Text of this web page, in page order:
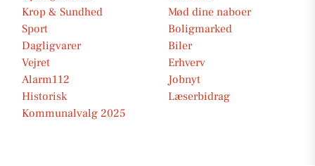
Krop & Sundhed
Mød dine naboer
Sport
Boligmarked
Dagligvarer
Biler
Vejret
Erhverv
Alarm112
Jobnyt
Historisk
Læserbidrag
Kommunalvalg 2025